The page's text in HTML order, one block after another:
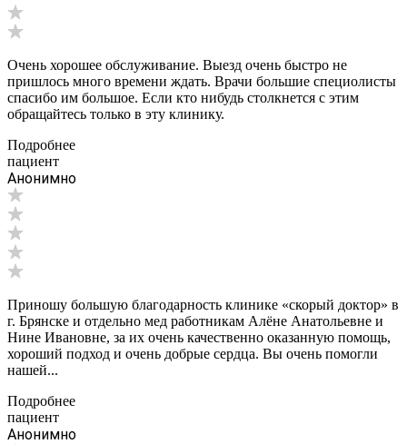
Очень хорошее обслуживание. Выезд очень быстро не
пришлось много времени ждать. Врачи большие специолисты
спасибо им большое. Если кто нибудь столкнется с этим
обращайтесь только в эту клинику.
Подробнее
пациент
Анонимно
Приношу большую благодарность клинике «скорый доктор» в
г. Брянске и отдельно мед работникам Алёне Анатольевне и
Нине Ивановне, за их очень качественно оказанную помощь,
хороший подход и очень добрые сердца. Вы очень помогли
нашей...
Подробнее
пациент
Анонимно